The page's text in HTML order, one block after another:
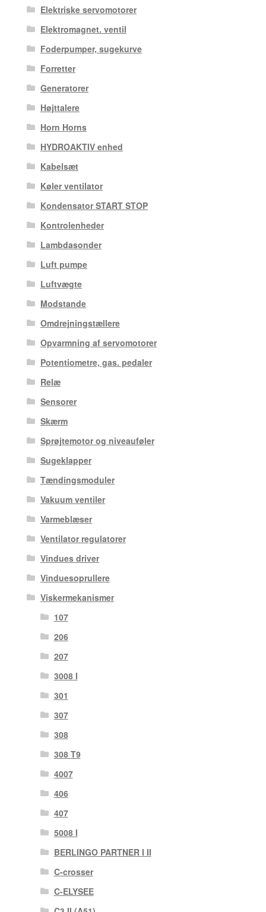
Elektriske servomotorer
Elektromagnet. ventil
Foderpumper, sugekurve
Forretter
Generatorer
Højttalere
Horn Horns
HYDROAKTIV enhed
Kabelsæt
Køler ventilator
Kondensator START STOP
Kontrolenheder
Lambdasonder
Luft pumpe
Luftvægte
Modstande
Omdrejningstællere
Opvarmning af servomotorer
Potentiometre, gas. pedaler
Relæ
Sensorer
Skærm
Sprøjtemotor og niveauføler
Sugeklapper
Tændingsmoduler
Vakuum ventiler
Varmeblæser
Ventilator regulatorer
Vindues driver
Vinduesoprullere
Viskermekanismer
107
206
207
3008 I
301
307
308
308 T9
4007
406
407
5008 I
BERLINGO PARTNER I II
C-crosser
C-ELYSEE